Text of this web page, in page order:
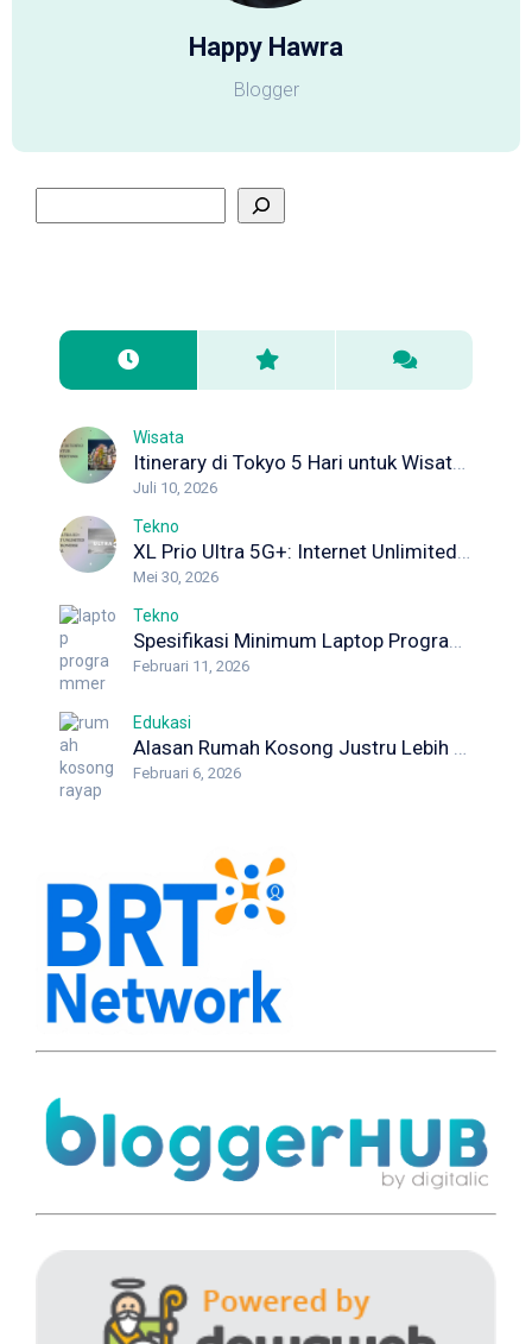
Happy Hawra
Blogger
Wisata
Itinerary di Tokyo 5 Hari untuk Wisata Pertama Kali
Juli 10, 2026
Tekno
XL Prio Ultra 5G+: Internet Unlimited dengan Koneksi Maksimal
Mei 30, 2026
Tekno
Spesifikasi Minimum Laptop Programmer yang Wajib Diketahui Developer
Februari 11, 2026
Edukasi
Alasan Rumah Kosong Justru Lebih Berisiko Rayap
Februari 6, 2026